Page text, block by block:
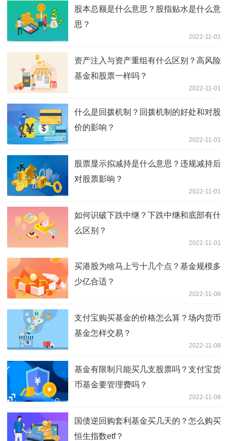
股本总额是什么意思？股指贴水是什么意
思？
2022-11-01
资产注入与资产重组有什么区别？高风险
基金和股票一样吗？
2022-11-01
什么是回拨机制？回拨机制的好处和对股
价的影响？
2022-11-01
股票显示拟减持是什么意思？违规减持后
对股票影响？
2022-11-01
如何识破下跌中继？下跌中继和底部有什
么区别？
2022-11-01
买港股为啥马上亏十几个点？基金规模多
少亿合适？
2022-11-08
支付宝购买基金的价格怎么算？场内货币
基金怎样交易？
2022-11-08
基金有限制只能买几支股票吗？支付宝货
币基金要管理费吗？
2022-11-08
国债逆回购套利基金买几天的？怎么购买
恒生指数etf？